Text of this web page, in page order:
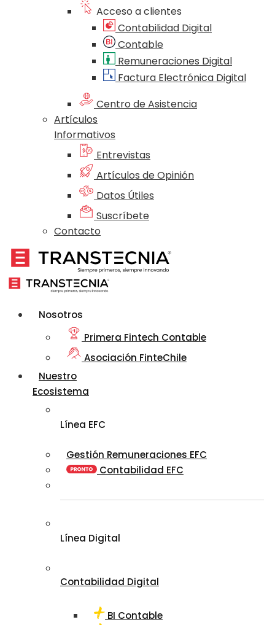
Acceso a clientes
Contabilidad Digital
Contable
Remuneraciones Digital
Factura Electrónica Digital
Centro de Asistencia
Artículos
Informativos
Entrevistas
Artículos de Opinión
Datos Útiles
Suscríbete
Contacto
Nosotros
Primera Fintech Contable
Asociación FinteChile
Nuestro
Ecosistema
Línea EFC
Gestión Remuneraciones EFC
Contabilidad EFC
Línea Digital
Contabilidad Digital
BI Contable